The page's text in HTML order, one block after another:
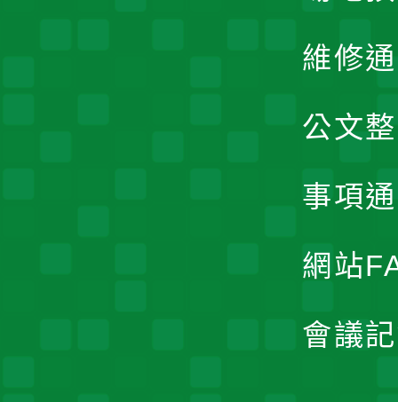
維修
公文
事項
網站
會議